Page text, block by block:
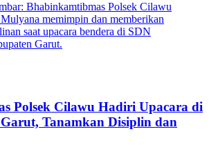
Bhabinkamtibmas Polsek Cilawu
memimpin dan memberikan
saat upacara bendera di SDN
Garut.
Polsek Cilawu Hadiri Upacara di
Tanamkan Disiplin dan